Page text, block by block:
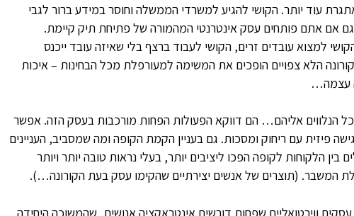
עוד יותר. הקושי להגיע למשרדי הממשלה וחוסר במידע ברור לגבי
אם אתם פותחים עסק אינטרנטי המהמורה של פתיחת תיק קיימת.
למצוא עובדים זרים, הקושי לעבוד ברצף בלי שאיזה עובד ייכנס
הלא צפויים הופכים את המשימה למעורפלת מכל הבחינות – איכות
עצמה…
הנלווים אליהם… הם דווקא הפעולות הפחות מורכבות בעסק הזה. אפשר
פיזית עם ריחוק ומסכות. גם בעניין הקמת הקופה ומה שמסביב, העניינים
הלקוחות לקופה הפכו ליציבים יותר, בעלי נראות טובה יותר ויותר
המשבר. (תוצרים של אנשים יצירתיים שהקימו עסק בעת הקורונה…).
עסקים ווירטואליים שפחות דורשים אינטראקציה אנושית, שהמשוכה היחידה